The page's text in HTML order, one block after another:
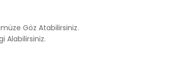
Göz Atabilirsiniz.
Alabilirsiniz.